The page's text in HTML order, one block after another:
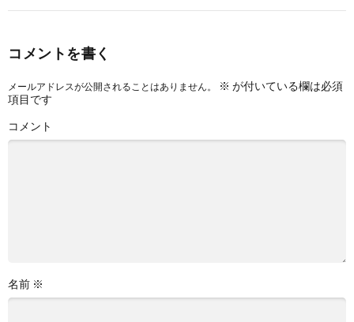
コメントを書く
メールアドレスが公開されることはありません。 ※ が付いている欄は必須
項目です
コメント
名前 ※